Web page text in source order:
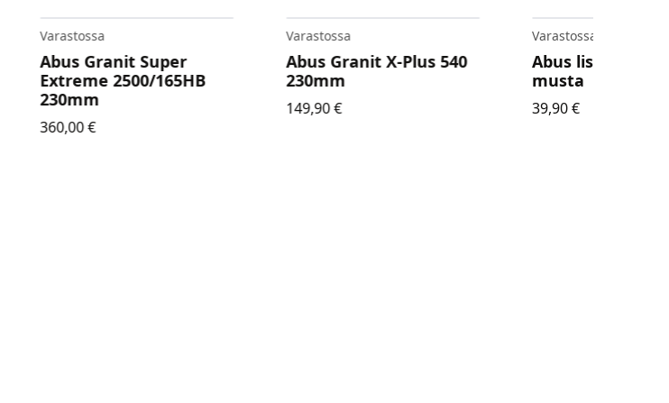
Varastossa
Abus Granit Super
Extreme 2500/165HB
230mm
360,00€
Varastossa
Abus Granit X-Plus 540
230mm
149,90€
Varastossa
Abus lisäketju
musta
39,90€